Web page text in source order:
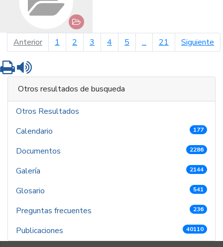
Anteriorpágina anterior
1 2 3 4 5 ... 21 Siguiente
Imprimir
Otros resultados de busqueda
Otros Resultados
Calendario
177
Documentos 2286
Galería 2144
Glosario 541
Preguntas frecuentes 236
Publicaciones 40110